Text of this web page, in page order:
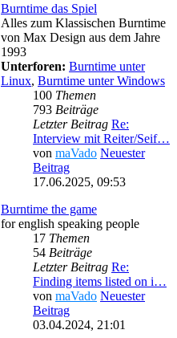
Burntime das Spiel
Alles zum Klassischen Burntime
von Max Design aus dem Jahre
1993
Unterforen: Burntime unter
Linux, Burntime unter Windows
100 Themen
793 Beiträge
Letzter Beitrag Re:
Interview mit Reiter/Seif…
von maVado Neuester
Beitrag
17.06.2025, 09:53
Burntime the game
for english speaking people
17 Themen
54 Beiträge
Letzter Beitrag Re:
Finding items listed on i…
von maVado Neuester
Beitrag
03.04.2024, 21:01